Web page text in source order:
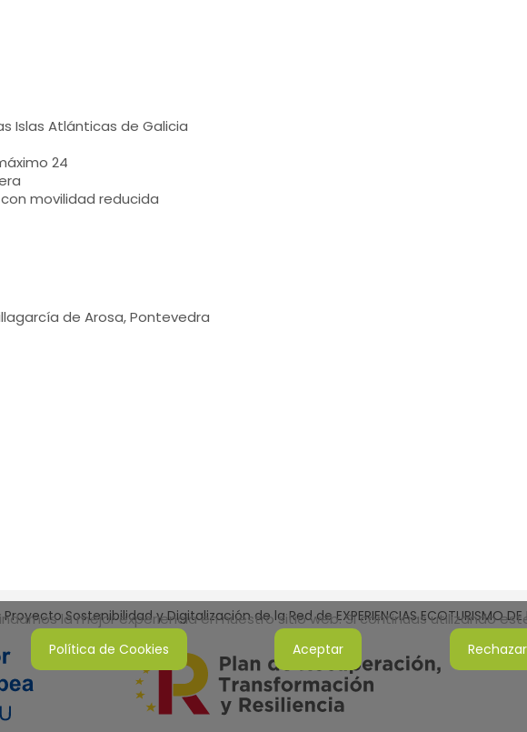
Islas Atlánticas de Galicia
24
movilidad reducida
de Arosa, Pontevedra
Proyecto Sostenibilidad y Digitalización de la Red de EXPERIENCIAS ECOTURISMO DE
la mejor experiencia en nuestro sitio web. Si continúas utilizando
Política de Cookies Aceptar Rechazar